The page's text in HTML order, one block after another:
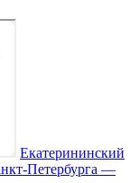
Екатерининский
—